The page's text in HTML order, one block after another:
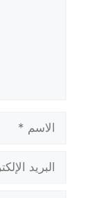
الاسم
البريد
الإلكتروني